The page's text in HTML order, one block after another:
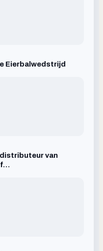
Eierbalwedstrijd
van